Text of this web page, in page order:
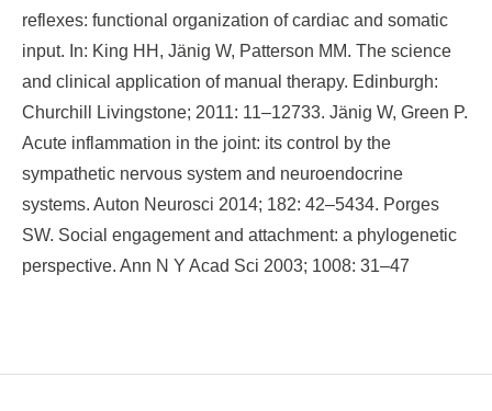
reflexes: functional organization of cardiac and somatic
input. In: King HH, Jänig W, Patterson MM. The science
and clinical application of manual therapy. Edinburgh:
Churchill Livingstone; 2011: 11–12733. Jänig W, Green P.
Acute inflammation in the joint: its control by the
sympathetic nervous system and neuroendocrine
systems. Auton Neurosci 2014; 182: 42–5434. Porges
SW. Social engagement and attachment: a phylogenetic
perspective. Ann N Y Acad Sci 2003; 1008: 31–47